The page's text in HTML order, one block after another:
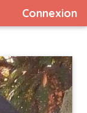
Connexion